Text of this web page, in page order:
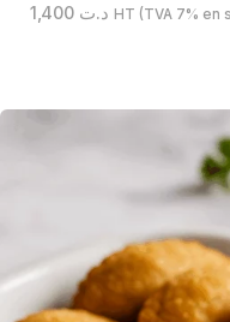
د.ت 1,400 HT (TVA 7% en